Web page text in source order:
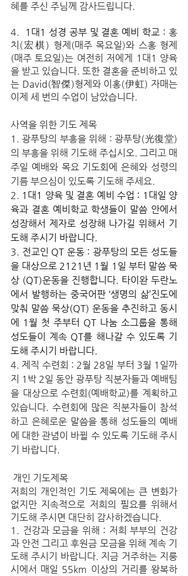
혜를 주신 주님께 감사드립니다.
4. 1대1 성경 공부 및 결혼 예비 학교 : 홍
치(宏棋) 형제(매주 목요일)와 스홍 형제
(매주 토요일)는 여전히 저에게 1대1 양육
을 받고 있습니다. 또한 결혼을 준비하고 있
는 David(智傑)형제와 이홍(伊虹) 자매는
이제 세 번의 수업이 남았습니다.
사역을 위한 기도 제목
1. 광푸탕의 부흥을 위해 : 광푸탕(光復堂)
의 부흥을 위해 기도해 주십시오. 그리고 매
주일 예배와 목요 기도회에 은혜와 성령의
기름 부으심이 있도록 기도해 주세요.
2. 1대1 양육 및 결혼 예비 수업 : 1대일 양
육과 결혼 예비학교 학생들이 말씀 안에서
성장해서 제자로 성장해 나가길 위해서 기
도해 주시기 바랍니다.
3. 전교인 QT 운동 : 광푸탕의 모든 성도들
을 대상으로 2121년 1월 1일 부터 말씀 묵
상 (QT)운동을 진행합니다. 타이완 두란노
에서 발행하는 중국어판 ‘생명의 삶’진도에
맞춰 말씀 묵상(QT) 운동을 추진하고 동시
에 1월 첫 주부터 QT 나눔 소그룹을 통해
성도들이 계속 QT를 해나갈 수 있도록 기
도해 주시기 바랍니다.
4. 제직 수련회 : 2월 28일 부터 3월 1일까
지 1박 2일 동안 광푸탕 직분자들과 예배팀
을 대상으로 수련회(예배학교)를 계획하고
있습니다. 수련회에 많은 직분자들이 참석
하고 은혜로운 말씀을 통해 성도들의 예배
에 대한 관념이 바뀔 수 있도록 기도해 주시
기 바랍니다.
개인 기도제목
저희의 개인적인 기도 제목에는 큰 변화가
없지만 지속적으로 저희의 필요를 위해서
기도해 주시면 대단히 감사하겠습니다.
1. 건강과 모금을 위해 : 저희 부부의 건강
과 안전 그리고 후원금 모금을 위해 계속 기
도해 주시기 바랍니다. 지금 거주하는 지룽
시에서 매일 55km 이상의 거리를 왕복하